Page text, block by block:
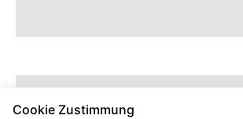
Cookie Zustimmung